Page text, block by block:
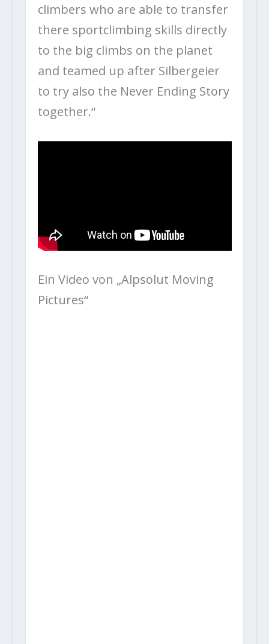
climbers who are able to transfer
there sportclimbing skills directly
to the big climbs on the planet
and teamed up after Silbergeier
to try also the Never Ending Story
together.“
Ein Video von „Alpsolut Moving
Pictures“